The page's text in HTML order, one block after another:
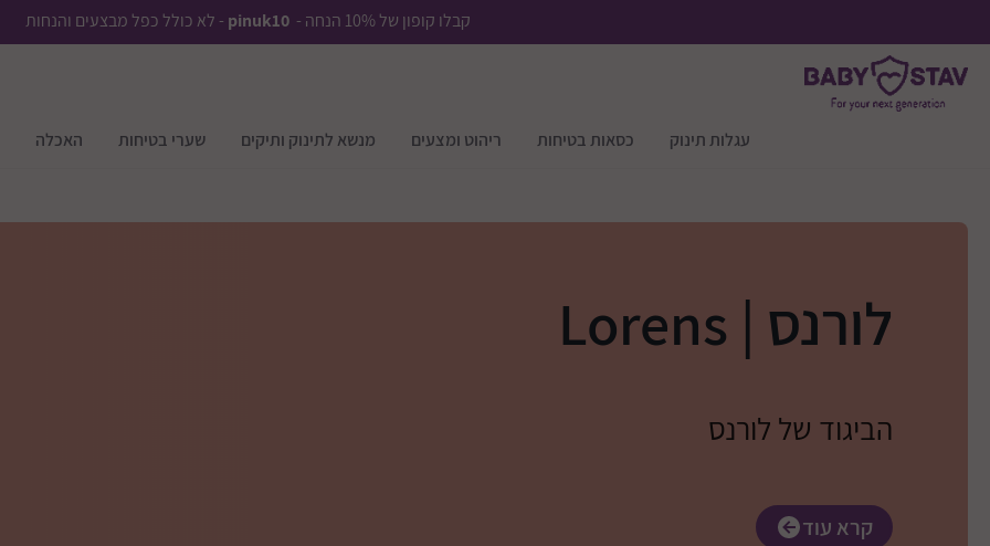
קבלו קופון של 10% הנחה - pinuk10 - לא כולל כפל מבצעים והנחות
עגלות תינוק כסאות בטיחות ריהוט ומצעים מנשא לתינוק ותיקים שערי בטיחות האכלה
לורנס | Lorens
הביגוד של לורנס
קרא עוד